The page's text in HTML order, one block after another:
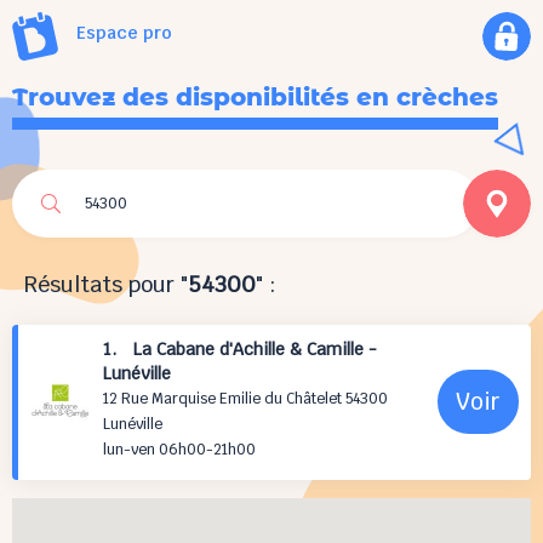
Espace pro
Trouvez des disponibilités en crèches
Résultats pour "54300" :
1. La Cabane d'Achille & Camille -
Lunéville
12 Rue Marquise Emilie du Châtelet 54300
Lunéville
lun-ven 06h00-21h00
Voir